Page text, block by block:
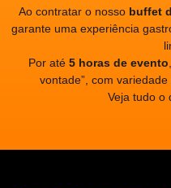
Ao contratar o nosso buffet
garante uma experiência
Por até 5 horas de evento
vontade”, com
Veja tudo o